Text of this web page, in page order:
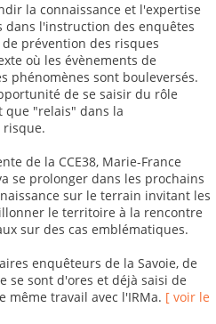
la connaissance et l'expertise
dans l'instruction des enquêtes
prévention des risques
où les évènements de
phénomènes sont bouleversés.
de se saisir du rôle
que "relais" dans la
de la CCE38, Marie-France
se prolonger dans les prochains
sur le terrain invitant les
le territoire à la rencontre
sur des cas emblématiques.
enquêteurs de la Savoie, de
se sont d'ores et déjà saisi de
même travail avec l'IRMa. [ voir le